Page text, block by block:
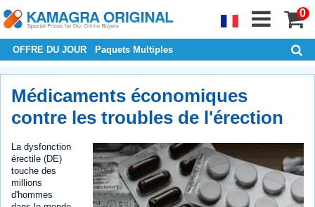
0
OFFRE DU JOUR Paquets Multiples
Médicaments économiques
contre les troubles de l'érection
La dysfonction
érectile (DE)
touche des
millions
d'hommes